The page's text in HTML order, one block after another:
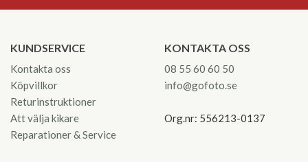
KUNDSERVICE
Kontakta oss
Köpvillkor
Returinstruktioner
Att välja kikare
Reparationer & Service
KONTAKTA OSS
08 55 60 60 50
info@gofoto.se
Org.nr: 556213-0137